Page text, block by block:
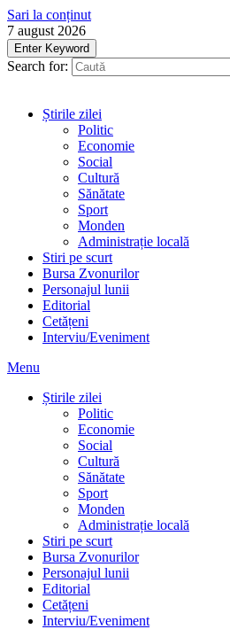
Sari la conținut
7 august 2026
Enter Keyword
Search for:
Știrile zilei
Politic
Economie
Social
Cultură
Sănătate
Sport
Monden
Administrație locală
Stiri pe scurt
Bursa Zvonurilor
Personajul lunii
Editorial
Cetățeni
Interviu/Eveniment
Menu
Știrile zilei
Politic
Economie
Social
Cultură
Sănătate
Sport
Monden
Administrație locală
Stiri pe scurt
Bursa Zvonurilor
Personajul lunii
Editorial
Cetățeni
Interviu/Eveniment